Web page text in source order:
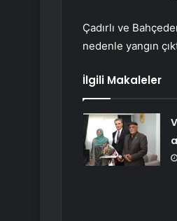
Çadırlı ve
nedenle yangın
İlgili Makaleler